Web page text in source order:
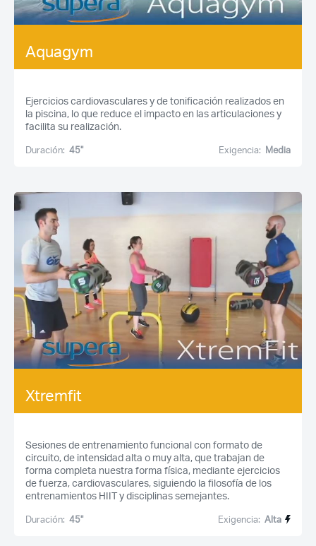
Aquagym
Ejercicios cardiovasculares y de tonificación realizados en
la piscina, lo que reduce el impacto en las articulaciones y
facilita su realización.
Duración: 45'' Exigencia: Media
Xtremfit
Sesiones de entrenamiento funcional con formato de
circuito, de intensidad alta o muy alta, que trabajan de
forma completa nuestra forma física, mediante ejercicios
de fuerza, cardiovasculares, siguiendo la filosofía de los
entrenamientos HIIT y disciplinas semejantes.
Duración: 45'' Exigencia: Alta